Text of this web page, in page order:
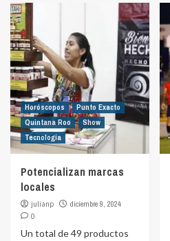
Horóscopos
Punto Exacto
Quintana Roo
Show
Tecnología
Potencializan marcas
locales
julianp
diciembre 9, 2024
0
Un total de 49 productos